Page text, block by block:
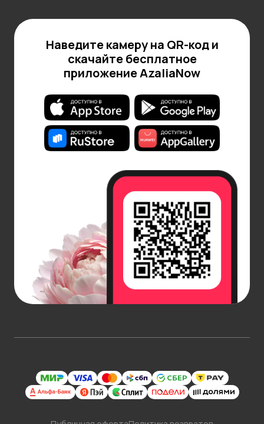
Наведите камеру на QR-код и
скачайте бесплатное
приложение AzaliaNow